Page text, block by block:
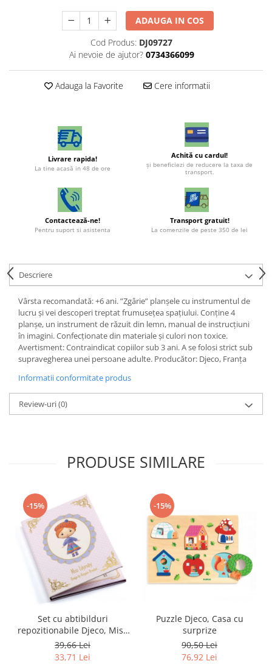
ADAUGA IN COS
Cod Produs: DJ09727
Ai nevoie de ajutor? 0734366099
Adauga la Favorite Cere informatii
Livrare rapida!
La tine acasă in 48 de ore
Achită cu cardul!
şi beneficiezi de reducere la taxa de
transport.
Contactează-ne!
Pentru suport si asistenta
Transport gratuit!
La comenzile de peste 350 de lei
Descriere
Vârsta recomandată: +6 ani. ”Zgârie” planșele cu instrumentul de
lucru și vei descoperi treptat frumusețea spațiului. Conține 4
planșe, un instrument de răzuit din lemn, manual de instrucțiuni
în imagini. Confecționate din materiale și culori non toxice.
Avertisment: Contraindicat copiilor sub 3 ani. A se folosi strict sub
supravegherea unei persoane adulte. Producător: Djeco, Franța
Informatii conformitate produs
Review-uri(0)
PRODUSE SIMILARE
-15%
Set cu abtibilduri
repozitionabile Djeco, Miss
Lilyruby
39,66 Lei
33,71 Lei
-15%
Puzzle Djeco, Casa cu
surprize
90,50 Lei
76,92 Lei